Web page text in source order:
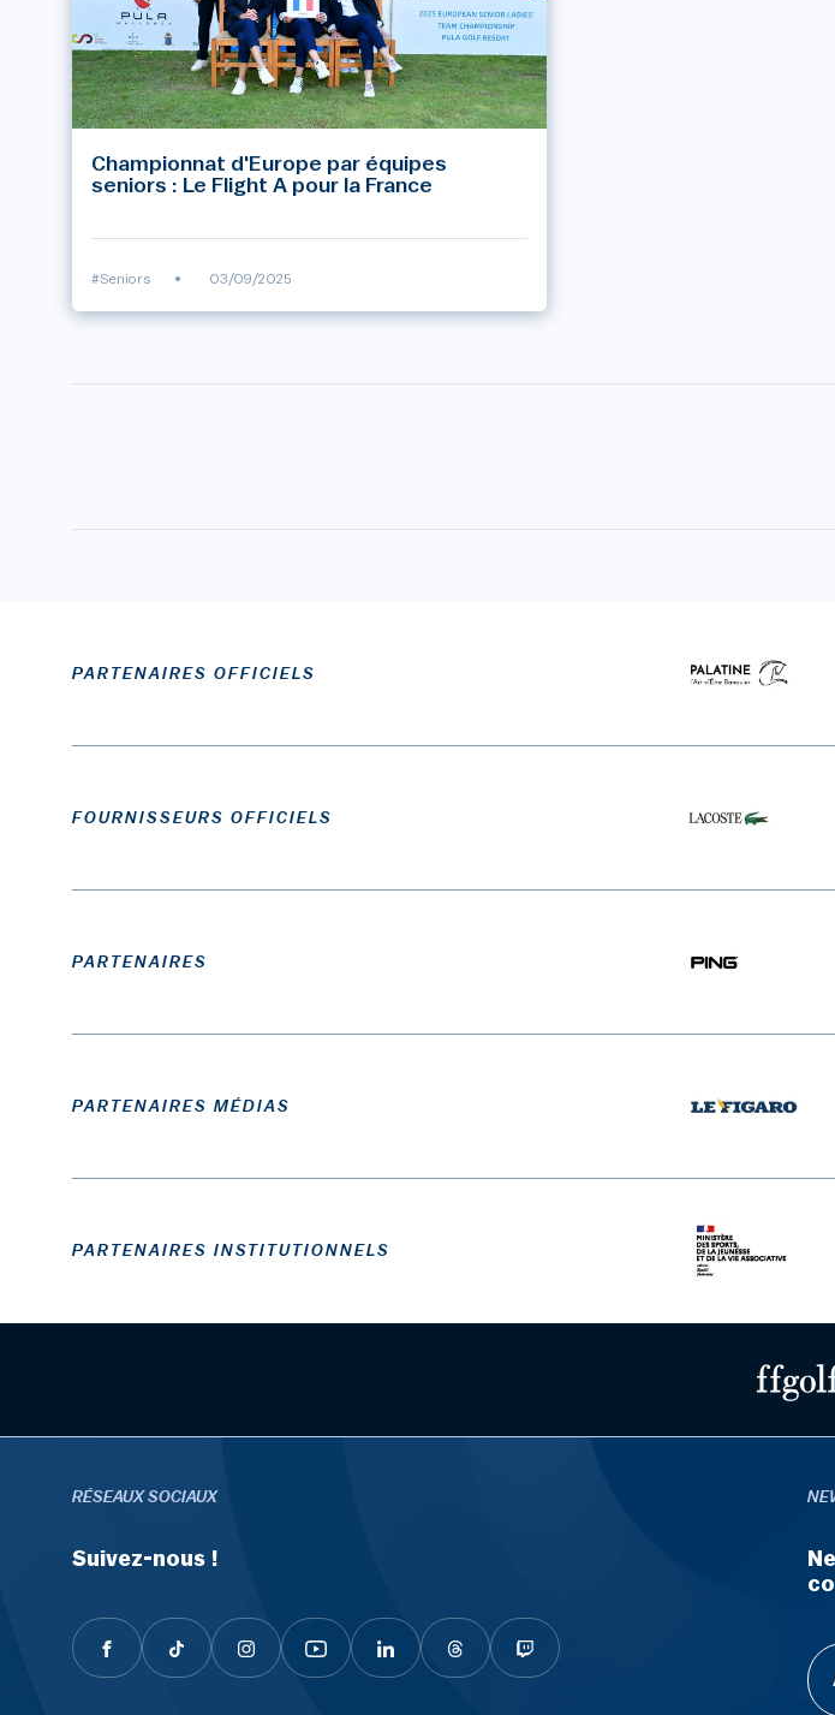
Championnat d'Europe par équipes
seniors : Le Flight A pour la France
#Seniors • 03/09/2025
PARTENAIRES OFFICIELS
FOURNISSEURS OFFICIELS
PARTENAIRES
PARTENAIRES MÉDIAS
PARTENAIRES INSTITUTIONNELS
RÉSEAUX SOCIAUX
Suivez-nous !